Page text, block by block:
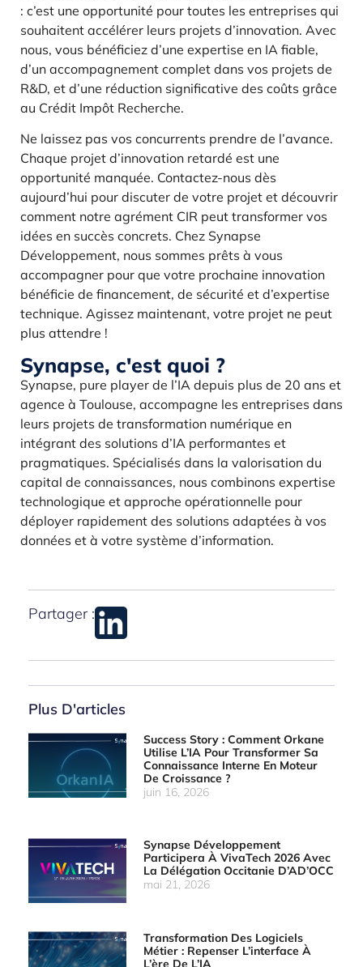
: c’est une opportunité pour toutes les entreprises qui
souhaitent accélérer leurs projets d’innovation. Avec
nous, vous bénéficiez d’une expertise en IA fiable,
d’un accompagnement complet dans vos projets de
R&D, et d’une réduction significative des coûts grâce
au Crédit Impôt Recherche.
Ne laissez pas vos concurrents prendre de l’avance.
Chaque projet d’innovation retardé est une
opportunité manquée. Contactez-nous dès
aujourd’hui pour discuter de votre projet et découvrir
comment notre agrément CIR peut transformer vos
idées en succès concrets. Chez Synapse
Développement, nous sommes prêts à vous
accompagner pour que votre prochaine innovation
bénéficie de financement, de sécurité et d’expertise
technique. Agissez maintenant, votre projet ne peut
plus attendre !
Synapse, c'est quoi ?
Synapse, pure player de l’IA depuis plus de 20 ans et
agence à Toulouse, accompagne les entreprises dans
leurs projets de transformation numérique en
intégrant des solutions d’IA performantes et
pragmatiques. Spécialisés dans la valorisation du
capital de connaissances, nous combinons expertise
technologique et approche opérationnelle pour
déployer rapidement des solutions adaptées à vos
données et à votre système d’information.
Partager :
Plus D'articles
Success Story : Comment Orkane
Utilise L’IA Pour Transformer Sa
Connaissance Interne En Moteur
De Croissance ?
juin 16, 2026
Synapse Développement
Participera À VivaTech 2026 Avec
La Délégation Occitanie D’AD’OCC
mai 21, 2026
Transformation Des Logiciels
Métier : Repenser L’interface À
L’ère De L’IA